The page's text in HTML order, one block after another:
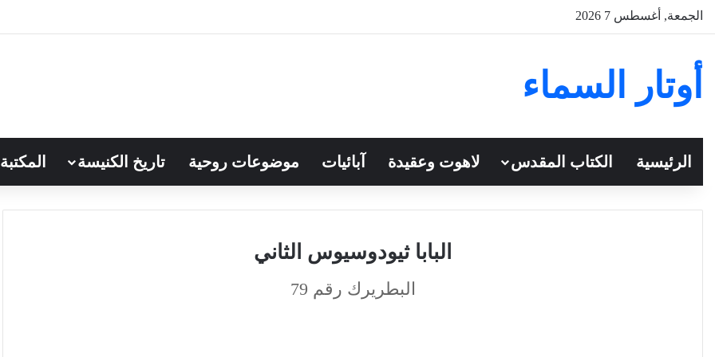
الجمعة, أغسطس 7 2026
أوتار السماء
الرئيسية الكتاب المقدس لاهوت وعقيدة آبائيات موضوعات روحية تاريخ الكنيسة المكتبة
البابا ثيودوسيوس الثاني
البطريرك رقم 79